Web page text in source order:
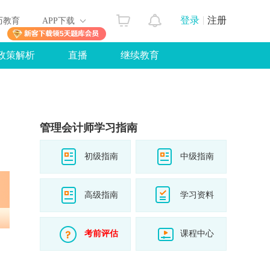
登录 注册
教育 APP下载
策解析 直播 继续教育
管理会计师学习指南
初级指南 中级指南
高级指南 学习资料
考前评估 课程中心